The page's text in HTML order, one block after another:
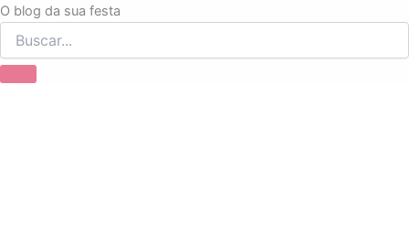
O blog da sua festa
Ir
para
o